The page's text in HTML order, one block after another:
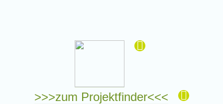
>>>zum Projektfinder<<<